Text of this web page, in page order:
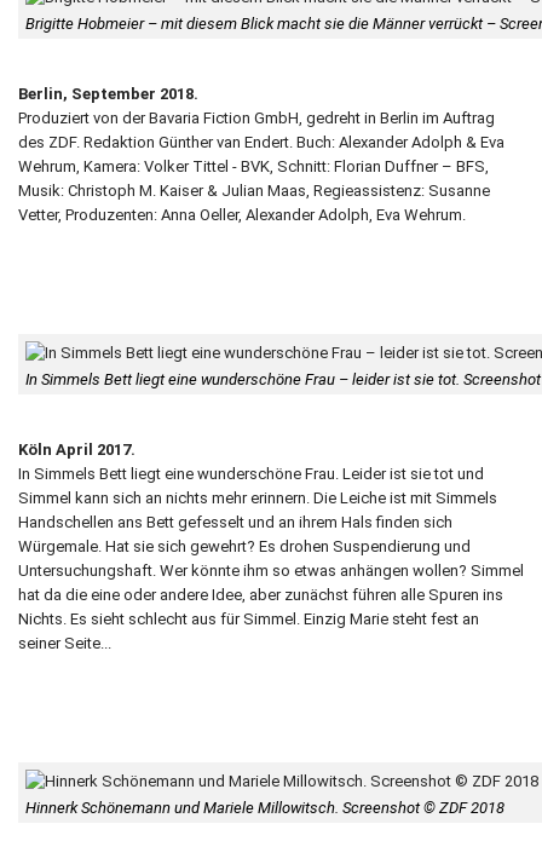
Brigitte Hobmeier – mit diesem Blick macht sie die Männer verrückt –
Berlin, September 2018.
Produziert von der Bavaria Fiction GmbH, gedreht in Berlin im Auftrag
des ZDF. Redaktion Günther van Endert. Buch: Alexander Adolph & Eva
Wehrum, Kamera: Volker Tittel - BVK, Schnitt: Florian Duffner – BFS,
Musik: Christoph M. Kaiser & Julian Maas, Regieassistenz: Susanne
Vetter, Produzenten: Anna Oeller, Alexander Adolph, Eva Wehrum.
In Simmels Bett liegt eine wunderschöne Frau – leider ist sie tot.
Köln April 2017.
In Simmels Bett liegt eine wunderschöne Frau. Leider ist sie tot und
Simmel kann sich an nichts mehr erinnern. Die Leiche ist mit Simmels
Handschellen ans Bett gefesselt und an ihrem Hals finden sich
Würgemale. Hat sie sich gewehrt? Es drohen Suspendierung und
Untersuchungshaft. Wer könnte ihm so etwas anhängen wollen? Simmel
hat da die eine oder andere Idee, aber zunächst führen alle Spuren ins
Nichts. Es sieht schlecht aus für Simmel. Einzig Marie steht fest an
seiner Seite...
Hinnerk Schönemann und Mariele Millowitsch. Screenshot © ZDF 2018